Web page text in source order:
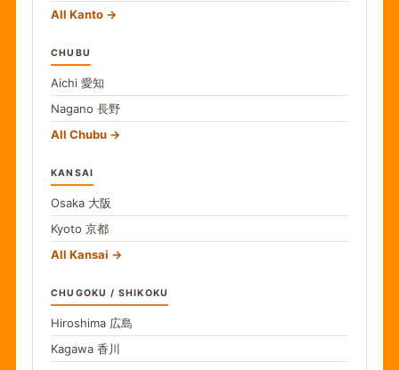
All Kanto
CHUBU
Aichi 愛知
Nagano 長野
All Chubu
KANSAI
Osaka 大阪
Kyoto 京都
All Kansai
CHUGOKU / SHIKOKU
Hiroshima 広島
Kagawa 香川